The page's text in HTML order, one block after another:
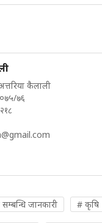
कैलाली
७६
जानकारी # कृषि